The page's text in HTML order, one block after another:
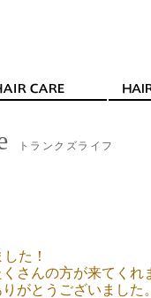
トランクズライフ
た！
さんの方が来てくれ
がとうございました